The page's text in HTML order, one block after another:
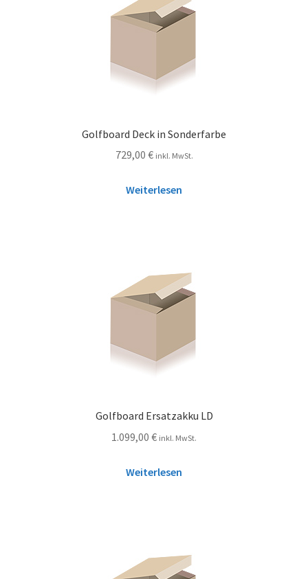
Golfboard Deck in Sonderfarbe
729,00 € inkl. MwSt.
Weiterlesen
Golfboard Ersatzakku LD
1.099,00 € inkl. MwSt.
Weiterlesen